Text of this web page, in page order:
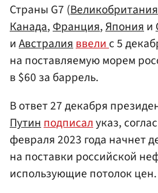
Страны G7 (Великобритания
Канада,Франция,Японияи
иАвстралияввелис 5
на поставляемую морем
в $60 за баррель.
В ответ 27 декабря
Путинподписалуказ,
февраля 2023 года начнет
на поставки российской
использующие потолок цен.